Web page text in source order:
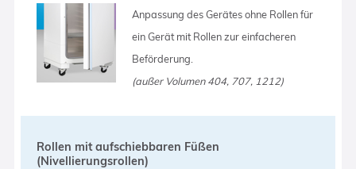
Anpassung des Gerätes ohne Rollen für
ein Gerät mit Rollen zur einfacheren
Beförderung.
(außer Volumen 404, 707, 1212)
Rollen mit aufschiebbaren Füßen
(Nivellierungsrollen)